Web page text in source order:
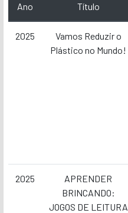
Ano Título
2025
Vamos Reduzir o
Plástico no Mundo!
2025
APRENDER
BRINCANDO:
JOGOS DE LEITURA